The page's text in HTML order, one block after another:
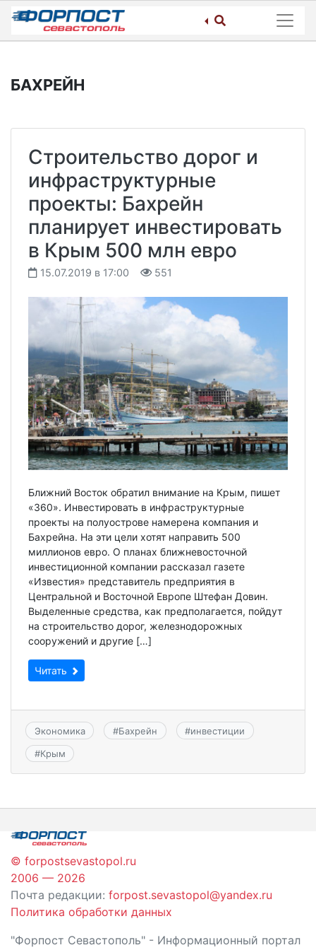
Skip
content
БАХРЕЙН
Строительство дорог и
инфраструктурные
проекты: Бахрейн
планирует инвестировать
в Крым 500 млн евро
15.07.2019 в 17:00 551
Ближний Восток обратил внимание на Крым, пишет
«360». Инвестировать в инфраструктурные
проекты на полуострове намерена компания и
Бахрейна. На эти цели хотят направить 500
миллионов евро. О планах ближневосточной
инвестиционной компании рассказал газете
«Известия» представитель предприятия в
Центральной и Восточной Европе Штефан Довин.
Выделенные средства, как предполагается, пойдут
на строительство дорог, железнодорожных
сооружений и другие […]
Читать
Экономика #Бахрейн #инвестиции
#Крым
© forpostsevastopol.ru
2006 — 2026
Почта редакции: forpost.sevastopol@yandex.ru
Политика обработки данных
"Форпост Севастополь" - Информационный портал